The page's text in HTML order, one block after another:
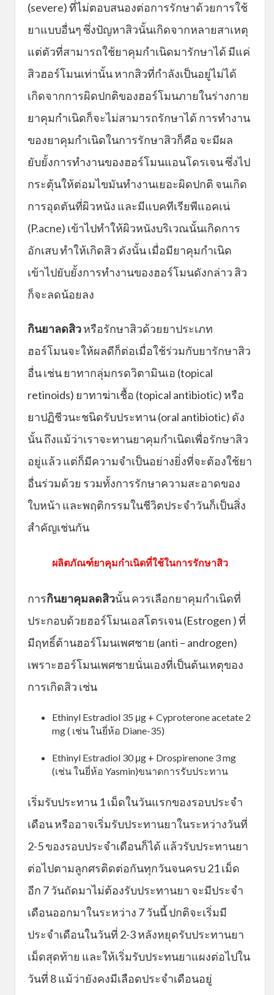
(severe) ที่ไม่ตอบสนองต่อการรักษาด้วยการใช้
ยาแบบอื่นๆ ซึ่งปัญหาสิวนั้นเกิดจากหลายสาเหตุ
แต่ตัวที่สามารถใช้ยาคุมกำเนิดมารักษาได้ มีแค่
สิวฮอร์โมนเท่านั้น หากสิวที่กำลังเป็นอยู่ไม่ได้
เกิดจากการผิดปกติของฮอร์โมนภายในร่างกาย
ยาคุมกำเนิดก็จะไม่สามารถรักษาได้ การทำงาน
ของยาคุมกำเนิดในการรักษาสิวก็คือ จะมีผล
ยับยั้งการทำงานของฮอร์โมนแอนโดรเจน ซึ่งไป
กระตุ้นให้ต่อมไขมันทำงานเยอะผิดปกติ จนเกิด
การอุดตันที่ผิวหนัง และมีแบคทีเรียพีแอคเน่
(P.acne) เข้าไปทำให้ผิวหนังบริเวณนั้นเกิดการ
อักเสบ ทำให้เกิดสิว ดังนั้น เมื่อมียาคุมกำเนิด
เข้าไปยับยั้งการทำงานของฮอร์โมนดังกล่าว สิว
ก็จะลดน้อยลง
กินยาลดสิวหรือรักษาสิวด้วยยาประเภท
ฮอร์โมนจะให้ผลดีก็ต่อเมื่อใช้ร่วมกับยารักษาสิว
อื่น เช่น ยาทากลุ่มกรดวิตามินเอ (topical
retinoids) ยาทาฆ่าเชื้อ (topical antibiotic) หรือ
ยาปฏิชีวนะชนิดรับประทาน (oral antibiotic) ดัง
นั้น ถึงแม้ว่าเราจะทานยาคุมกำเนิดเพื่อรักษาสิว
อยู่แล้ว แต่ก็มีความจำเป็นอย่างยิ่งที่จะต้องใช้ยา
อื่นร่วมด้วย รวมทั้งการรักษาความสะอาดของ
ใบหน้า และพฤติกรรมในชีวิตประจำวันก็เป็นสิ่ง
สำคัญเช่นกัน
ผลิตภัณฑ์ยาคุมกำเนิดที่ใช้ในการรักษาสิว
การกินยาคุมลดสิวนั้น ควรเลือกยาคุมกำเนิดที่
ประกอบด้วยฮอร์โมนเอสโตรเจน (Estrogen ) ที่
มีฤทธิ์ต้านฮอร์โมนเพศชาย (anti – androgen)
เพราะฮอร์โมนเพศชายนั่นเองที่เป็นต้นเหตุของ
การเกิดสิว เช่น
Ethinyl Estradiol 35 μg + Cyproterone acetate 2
mg ( เช่น ในยี่ห้อ Diane-35)
Ethinyl Estradiol 30 μg + Drospirenone 3 mg
(เช่น ในยี่ห้อ Yasmin)ขนาดการรับประทาน
เริ่มรับประทาน 1 เม็ดในวันแรกของรอบประจำ
เดือน หรืออาจเริ่มรับประทานยาในระหว่างวันที่
2-5 ของรอบประจำเดือนก็ได้ แล้วรับประทานยา
ต่อไปตามลูกศรติดต่อกันทุกวันจนครบ 21 เม็ด
อีก 7 วันถัดมาไม่ต้องรับประทานยา จะมีประจำ
เดือนออกมาในระหว่าง 7 วันนี้ ปกติจะเริ่มมี
ประจำเดือนในวันที่ 2-3 หลังหยุดรับประทานยา
เม็ดสุดท้าย และให้เริ่มรับประทนยาแผงต่อไปใน
วันที่ 8 แม้ว่ายังคงมีเลือดประจำเดือนอยู่